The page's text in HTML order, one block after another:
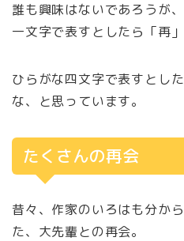
誰も興味はないであろうが
一文字で表すとしたら「再」
ひらがな四文字で表すとし
な、と思っています。
たくさんの再会
昔々、作家のいろはも分か
た、大先輩との再会。